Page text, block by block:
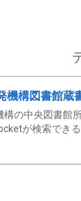
機構図書館蔵
構の中央図書館
が検索できる